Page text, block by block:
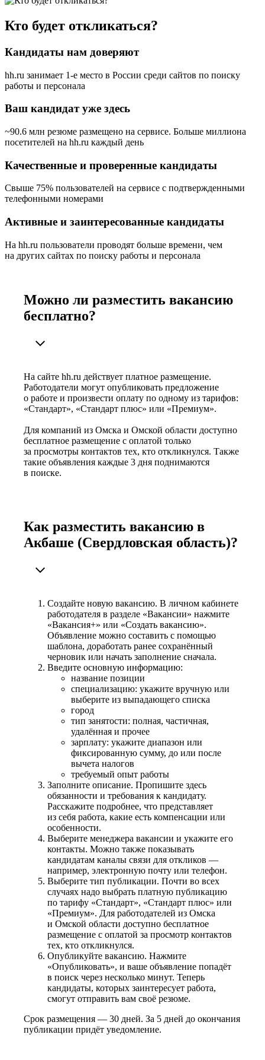
Кто будет откликаться?
Кандидаты нам доверяют
hh.ru занимает 1-е место в России среди сайтов по поиску
работы и персонала
Ваш кандидат уже здесь
~90.6 млн резюме размещено на сервисе. Больше миллиона
посетителей на hh.ru каждый день
Качественные и проверенные кандидаты
Свыше 75% пользователей на сервисе с подтвержденными
телефонными номерами
Активные и заинтересованные кандидаты
На hh.ru пользователи проводят больше времени, чем
на других сайтах по поиску работы и персонала
Можно ли разместить вакансию
бесплатно?
На сайте hh.ru действует платное размещение.
Работодатели могут опубликовать предложение
о работе и произвести оплату по одному из тарифов:
«Стандарт», «Стандарт плюс» или «Премиум».
Для компаний из Омска и Омской области доступно
бесплатное размещение с оплатой только
за просмотры контактов тех, кто откликнулся. Также
такие объявления каждые 3 дня поднимаются
в поиске.
Как разместить вакансию в
Акбаше (Свердловская область)?
Создайте новую вакансию. В личном кабинете
работодателя в разделе «Вакансии» нажмите
«Вакансия+» или «Создать вакансию».
Объявление можно составить с помощью
шаблона, доработать ранее сохранённый
черновик или начать заполнение сначала.
Введите основную информацию:
название позиции
специализацию: укажите вручную или
выберите из выпадающего списка
город
тип занятости: полная, частичная,
удалённая и прочее
зарплату: укажите диапазон или
фиксированную сумму, до или после
вычета налогов
требуемый опыт работы
Заполните описание. Пропишите здесь
обязанности и требования к кандидату.
Расскажите подробнее, что представляет
из себя работа, какие есть компенсации или
особенности.
Выберите менеджера вакансии и укажите его
контакты. Можно также показывать
кандидатам каналы связи для откликов —
например, электронную почту или телефон.
Выберите тип публикации. Почти во всех
случаях надо выбрать платную публикацию
по тарифу «Стандарт», «Стандарт плюс» или
«Премиум». Для работодателей из Омска
и Омской области доступно бесплатное
размещение с оплатой за просмотр контактов
тех, кто откликнулся.
Опубликуйте вакансию. Нажмите
«Опубликовать», и ваше объявление попадёт
в поиск через несколько минут. Теперь
кандидаты, которых заинтересует работа,
смогут отправить вам своё резюме.
Срок размещения — 30 дней. За 5 дней до окончания
публикации придёт уведомление.